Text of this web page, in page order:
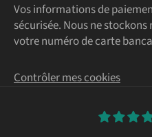
Vos informations de
sécurisée. Nous ne
votre numéro de carte
Contrôler mes cookies